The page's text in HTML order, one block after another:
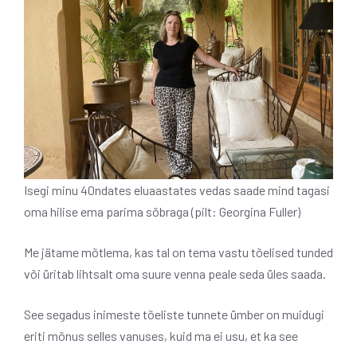
Isegi minu 40ndates eluaastates vedas saade mind tagasi
oma hilise ema parima sõbraga (pilt: Georgina Fuller)
Me jätame mõtlema, kas tal on tema vastu tõelised tunded
või üritab lihtsalt oma suure venna peale seda üles saada.
See segadus inimeste tõeliste tunnete ümber on muidugi
eriti mõnus selles vanuses, kuid ma ei usu, et ka see